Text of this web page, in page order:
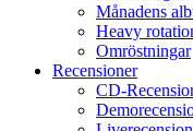
Månadens
Heavy
Omröstningar
Recensioner
CD-